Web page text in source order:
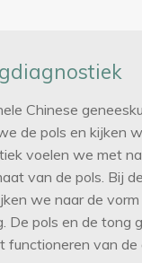
Chinese
de pols en kijken
voelen we met
van de pols. Bij de
we naar de
De pols en de tong
functioneren van de